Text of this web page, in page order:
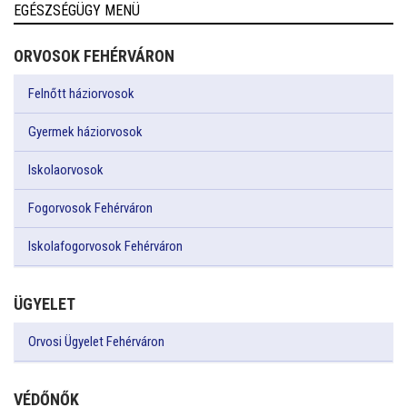
EGÉSZSÉGÜGY MENÜ
ORVOSOK FEHÉRVÁRON
Felnőtt háziorvosok
Gyermek háziorvosok
Iskolaorvosok
Fogorvosok Fehérváron
Iskolafogorvosok Fehérváron
ÜGYELET
Orvosi Ügyelet Fehérváron
VÉDŐNŐK